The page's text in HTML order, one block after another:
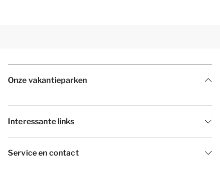
Onze vakantieparken
Interessante links
Service en contact